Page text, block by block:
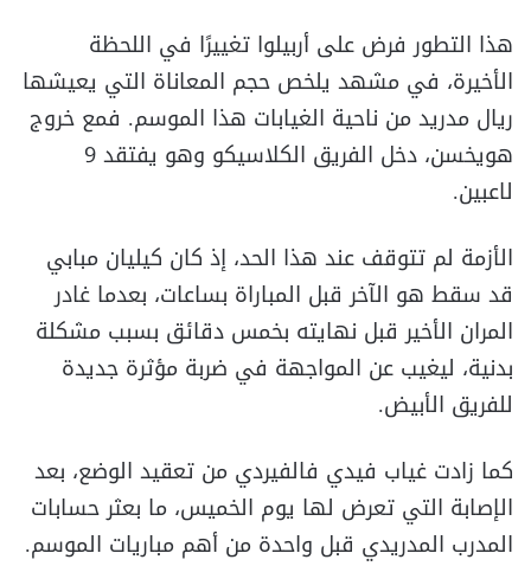
هذا التطور فرض على أربيلوا تغييرًا في اللحظة
الأخيرة، في مشهد يلخص حجم المعاناة التي يعيشها
ريال مدريد من ناحية الغيابات هذا الموسم. فمع خروج
هويخسن، دخل الفريق الكلاسيكو وهو يفتقد 9
لاعبين.
الأزمة لم تتوقف عند هذا الحد، إذ كان كيليان مبابي
قد سقط هو الآخر قبل المباراة بساعات، بعدما غادر
المران الأخير قبل نهايته بخمس دقائق بسبب مشكلة
بدنية، ليغيب عن المواجهة في ضربة مؤثرة جديدة
للفريق الأبيض.
كما زادت غياب فيدي فالفيردي من تعقيد الوضع، بعد
الإصابة التي تعرض لها يوم الخميس، ما بعثر حسابات
المدرب المدريدي قبل واحدة من أهم مباريات الموسم.